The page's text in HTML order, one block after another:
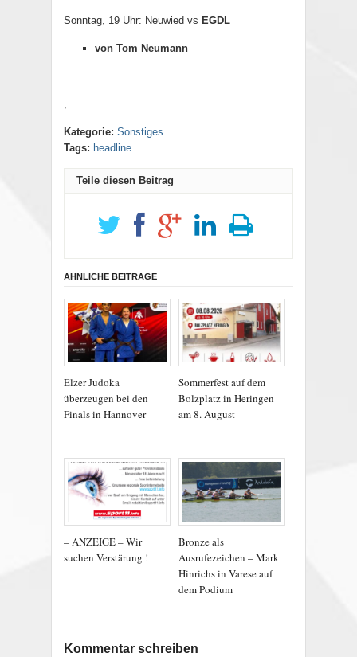
Sonntag, 19 Uhr: Neuwied vs EGDL
von Tom Neumann
,
Kategorie: Sonstiges
Tags: headline
Teile diesen Beitrag
ÄHNLICHE BEITRÄGE
Elzer Judoka
überzeugen bei den
Finals in Hannover
Sommerfest auf dem
Bolzplatz in Heringen
am 8. August
– ANZEIGE – Wir
suchen Verstärung !
Bronze als
Ausrufezeichen – Mark
Hinrichs in Varese auf
dem Podium
Kommentar schreiben